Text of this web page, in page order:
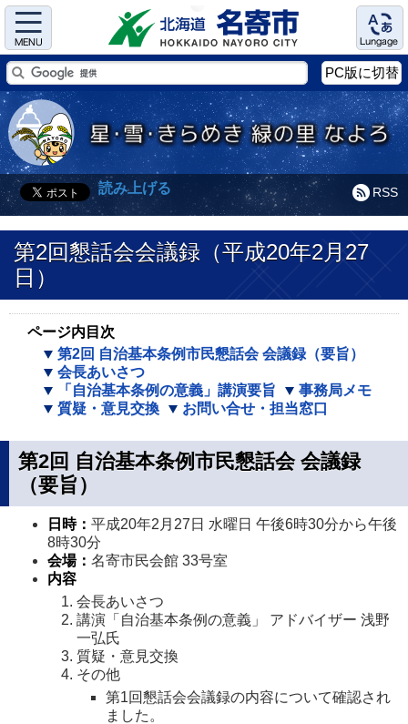
Menu Language
PC版に切替
RSS
読み上げる
第2回懇話会会議録（平成20年2月27
日）
ページ内目次
第2回 自治基本条例市民懇話会 会議録（要旨）
会長あいさつ
「自治基本条例の意義」講演要旨
事務局メモ
質疑・意見交換
お問い合せ・担当窓口
第2回 自治基本条例市民懇話会 会議録
（要旨）
日時： 平成20年2月27日 水曜日 午後6時30分から午後
8時30分
会場： 名寄市民会館 33号室
内容
会長あいさつ
講演「自治基本条例の意義」 アドバイザー 浅野
一弘氏
質疑・意見交換
その他
第1回懇話会会議録の内容について確認され
ました。